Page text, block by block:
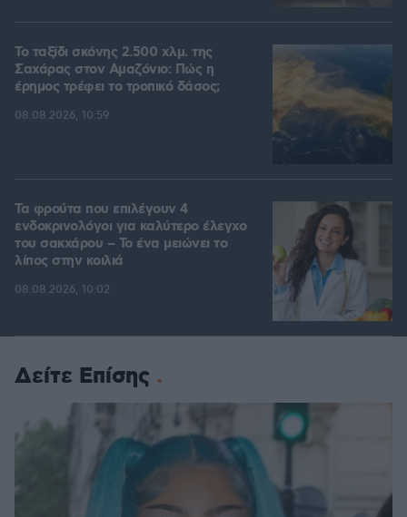
Το ταξίδι σκόνης 2.500 χλμ. της
Σαχάρας στον Αμαζόνιο: Πώς η
έρημος τρέφει το τροπικό δάσος;
08.08.2026, 10:59
Τα φρούτα που επιλέγουν 4
ενδοκρινολόγοι για καλύτερο έλεγχο
του σακχάρου – Το ένα μειώνει το
λίπος στην κοιλιά
08.08.2026, 10:02
Δείτε Επίσης